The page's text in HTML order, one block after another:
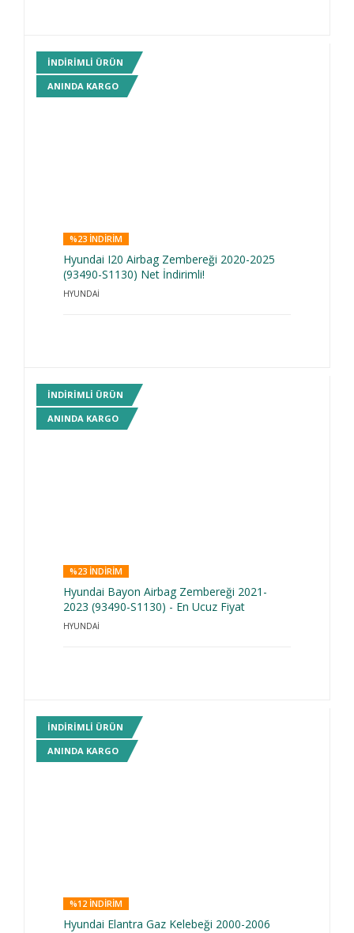
INDIRIMLI ÜRÜN
ANINDA KARGO
%23 INDIRIM
Hyundai I20 Airbag Zembereği 2020-2025
(93490-S1130) Net İndirimli!
HYUNDAİ
INDIRIMLI ÜRÜN
ANINDA KARGO
%23 INDIRIM
Hyundai Bayon Airbag Zembereği 2021-
2023 (93490-S1130) - En Ucuz Fiyat
HYUNDAİ
INDIRIMLI ÜRÜN
ANINDA KARGO
%12 INDIRIM
Hyundai Elantra Gaz Kelebeği 2000-2006